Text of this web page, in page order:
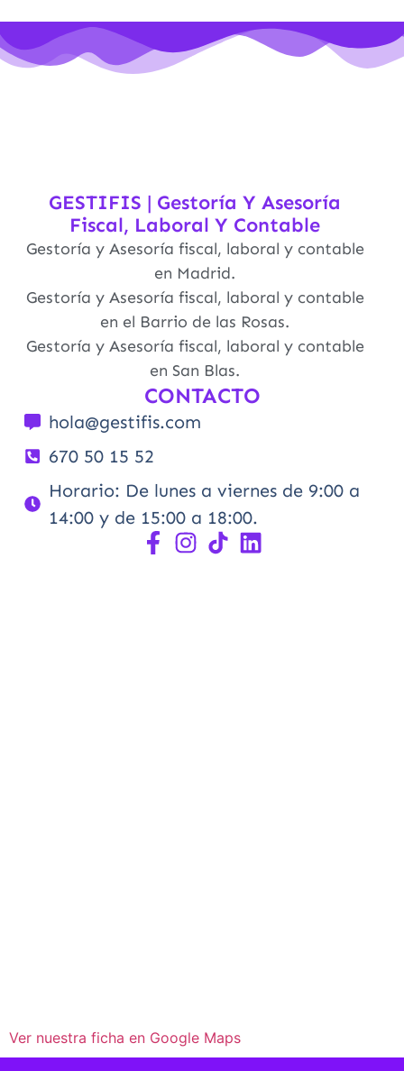
GESTIFIS | Gestoría Y Asesoría
Fiscal, Laboral Y Contable
Gestoría y Asesoría fiscal, laboral y contable
en Madrid.
Gestoría y Asesoría fiscal, laboral y contable
en el Barrio de las Rosas.
Gestoría y Asesoría fiscal, laboral y contable
en San Blas.
CONTACTO
hola@gestifis.com
670 50 15 52
Horario: De lunes a viernes de 9:00 a
14:00 y de 15:00 a 18:00.
Ver nuestra ficha en Google Maps